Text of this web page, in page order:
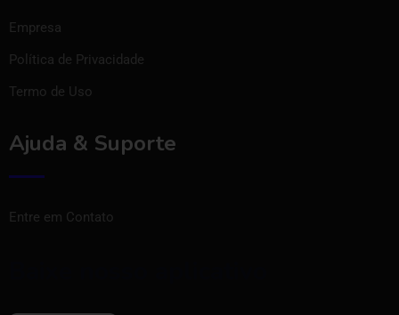
Empresa
Política de Privacidade
Termo de Uso
Ajuda & Suporte
Entre em Contato